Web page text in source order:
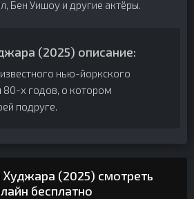
Бен Уишоу и другие актёры.
(2025) описание:
нью-йоркского
80-х годов, о котором
подруге.
(2025) смотреть
бесплатно